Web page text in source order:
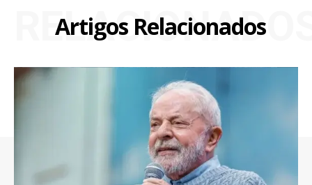
Artigos Relacionados